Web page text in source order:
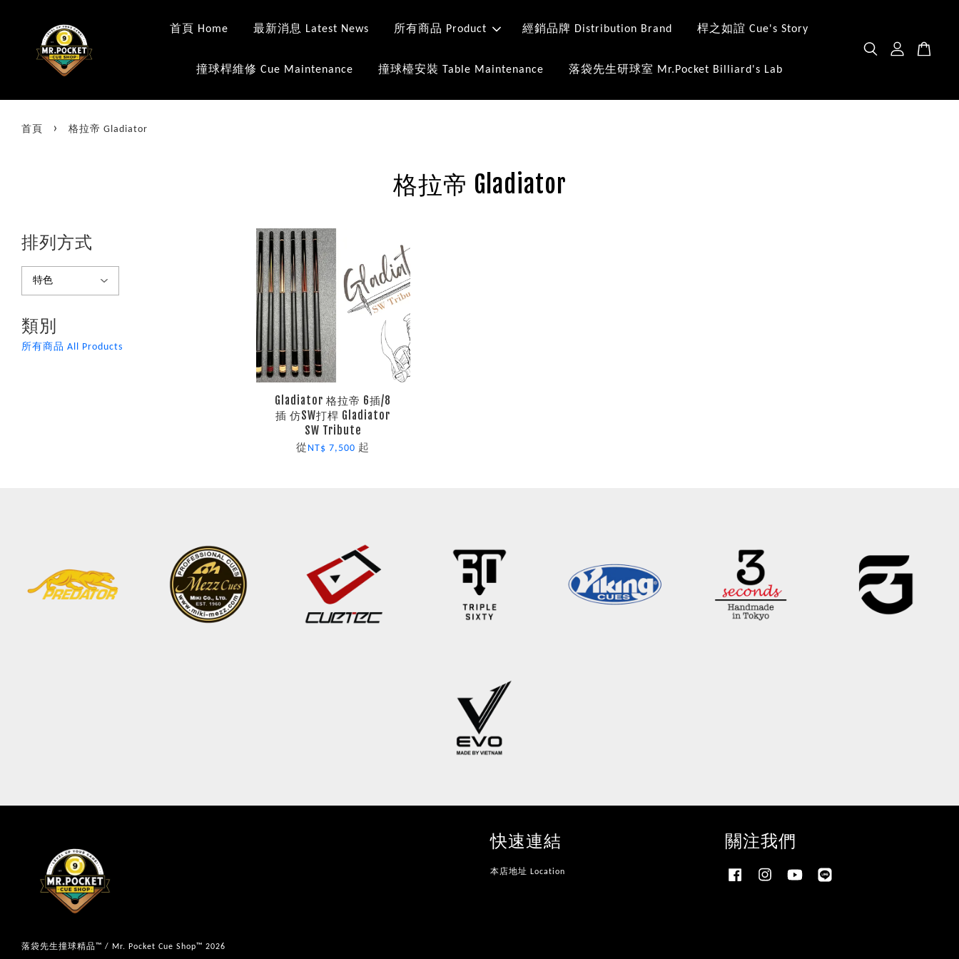
首頁 Home 最新消息 Latest News 所有商品 Product 經銷品牌 Distribution Brand 桿之如誼 Cue's Story
撞球桿維修 Cue Maintenance 撞球檯安裝 Table Maintenance 落袋先生研球室 Mr.Pocket Billiard's Lab
首頁 › 格拉帝 Gladiator
格拉帝 Gladiator
排列方式
類別
所有商品 All Products
Gladiator 格拉帝 6插/8
插 仿SW打桿 Gladiator
SW Tribute
從 NT$ 7,500 起
落袋先生撞球精品™ / Mr. Pocket Cue Shop™ 2026
快速連結
本店地址 Location
關注我們
FacebookInstagramYouTube